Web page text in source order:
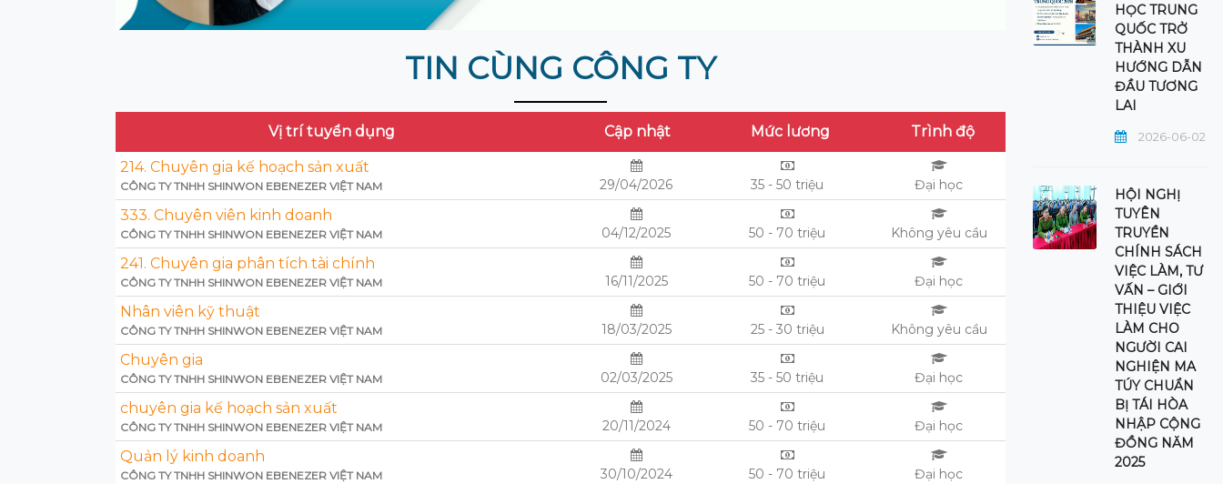
TIN CÙNG CÔNG TY
Vị trí tuyển dụng Cập nhật Mức lương Trình độ
214. Chuyên gia kế hoạch sản xuất
CÔNG TY TNHH SHINWON EBENEZER VIỆT NAM 29/04/2026 35 - 50 triệu Đại học
333. Chuyên viên kinh doanh
CÔNG TY TNHH SHINWON EBENEZER VIỆT NAM 04/12/2025 50 - 70 triệu Không yêu cầu
241. Chuyên gia phân tích tài chính
CÔNG TY TNHH SHINWON EBENEZER VIỆT NAM 16/11/2025 50 - 70 triệu Đại học
Nhân viên kỹ thuật
CÔNG TY TNHH SHINWON EBENEZER VIỆT NAM 18/03/2025 25 - 30 triệu Không yêu cầu
Chuyên gia
CÔNG TY TNHH SHINWON EBENEZER VIỆT NAM 02/03/2025 35 - 50 triệu Đại học
chuyên gia kế hoạch sản xuất
CÔNG TY TNHH SHINWON EBENEZER VIỆT NAM 20/11/2024 50 - 70 triệu Đại học
Quản lý kinh doanh
CÔNG TY TNHH SHINWON EBENEZER VIỆT NAM 30/10/2024 50 - 70 triệu Đại học
HỌC TRUNG
QUỐC TRỞ
THÀNH XU
HƯỚNG DẪN
ĐẦU TƯƠNG
LAI
2026-06-02
HỘI NGHỊ
TUYÊN
TRUYỀN
CHÍNH SÁCH
VIỆC LÀM, TƯ
VẤN – GIỚI
THIỆU VIỆC
LÀM CHO
NGƯỜI CAI
NGHIỆN MA
TÚY CHUẨN
BỊ TÁI HÒA
NHẬP CỘNG
ĐỒNG NĂM
2025